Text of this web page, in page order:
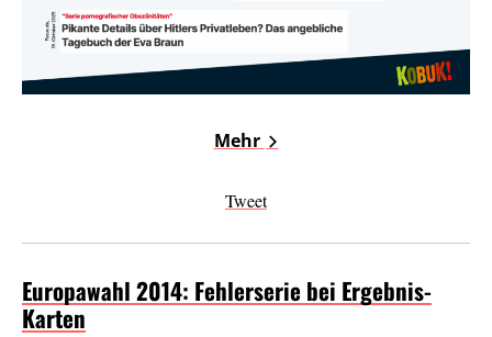
Mehr
Tweet
Europawahl 2014: Fehlerserie bei Ergebnis-
Karten